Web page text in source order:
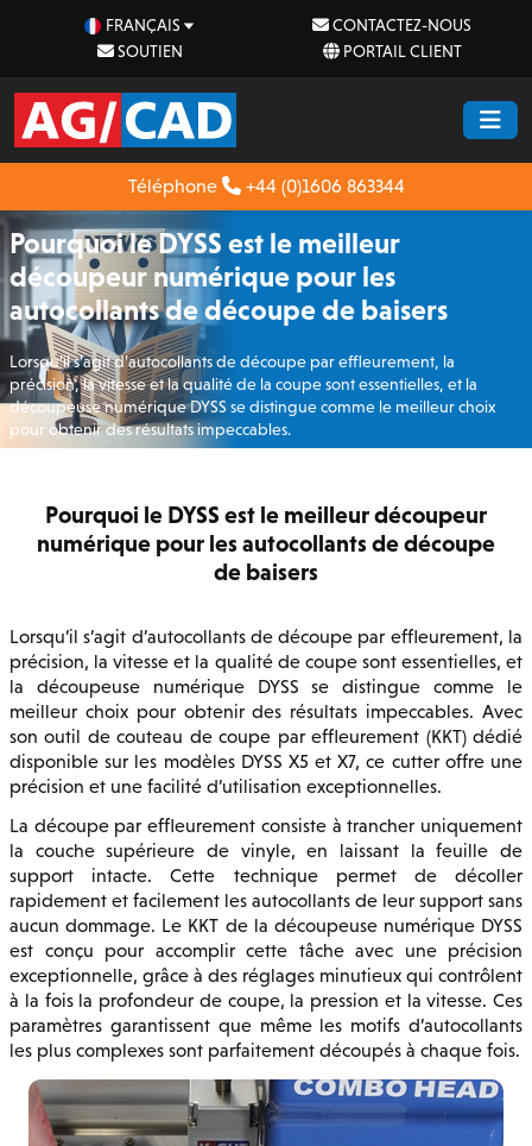
FRANÇAIS
CONTACTEZ-NOUS
SOUTIEN
PORTAIL CLIENT
Téléphone +44 (0)1606 863344
Pourquoi le DYSS est le meilleur
découpeur numérique pour les
autocollants de découpe de baisers
Lorsqu’il s’agit d’autocollants de découpe par effleurement, la
précision, la vitesse et la qualité de la coupe sont essentielles, et la
découpeuse numérique DYSS se distingue comme le meilleur choix
pour obtenir des résultats impeccables.
Pourquoi le DYSS est le meilleur découpeur
numérique pour les autocollants de découpe
de baisers
Lorsqu’il s’agit d’autocollants de découpe par effleurement, la
précision, la vitesse et la qualité de coupe sont essentielles, et
la découpeuse numérique DYSS se distingue comme le
meilleur choix pour obtenir des résultats impeccables. Avec
son outil de couteau de coupe par effleurement (KKT) dédié
disponible sur les modèles DYSS X5 et X7, ce cutter offre une
précision et une facilité d’utilisation exceptionnelles.
La découpe par effleurement consiste à trancher uniquement
la couche supérieure de vinyle, en laissant la feuille de
support intacte. Cette technique permet de décoller
rapidement et facilement les autocollants de leur support sans
aucun dommage. Le KKT de la découpeuse numérique DYSS
est conçu pour accomplir cette tâche avec une précision
exceptionnelle, grâce à des réglages minutieux qui contrôlent
à la fois la profondeur de coupe, la pression et la vitesse. Ces
paramètres garantissent que même les motifs d’autocollants
les plus complexes sont parfaitement découpés à chaque fois.